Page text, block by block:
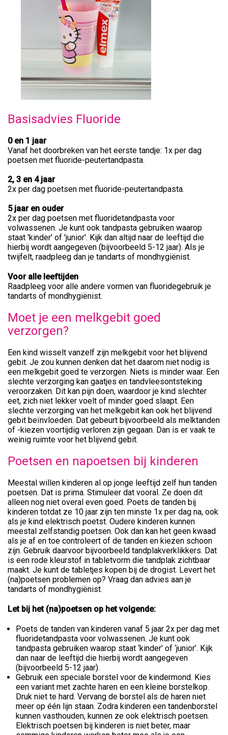
Basisadvies Fluoride
0 en 1 jaar
Vanaf het doorbreken van het eerste tandje: 1x per dag
poetsen met fluoride-peutertandpasta.
2, 3 en 4 jaar
2x per dag poetsen met fluoride-peutertandpasta.
5 jaar en ouder
2x per dag poetsen met fluoridetandpasta voor
volwassenen. Je kunt ook tandpasta gebruiken waarop
staat 'kinder' of 'junior'. Kijk dan altijd naar de leeftijd die
hierbij wordt aangegeven (bijvoorbeeld 5-12 jaar). Als je
twijfelt, raadpleeg dan je tandarts of mondhygiënist.
Voor alle leeftijden
Raadpleeg voor alle andere vormen van fluoridegebruik je
tandarts of mondhygiënist.
Moet je een melkgebit goed
verzorgen?
Een kind wisselt vanzelf zijn melkgebit voor het blijvend
gebit. Je zou kunnen denken dat het daarom niet nodig is
een melkgebit goed te verzorgen. Niets is minder waar. Een
slechte verzorging kan gaatjes en tandvleesontsteking
veroorzaken. Dit kan pijn doen, waardoor je kind slechter
eet, zich niet lekker voelt of minder goed slaapt. Een
slechte verzorging van het melkgebit kan ook het blijvend
gebit beïnvloeden. Dat gebeurt bijvoorbeeld als melktanden
of -kiezen voortijdig verloren zijn gegaan. Dan is er vaak te
weinig ruimte voor het blijvend gebit.
Poetsen en napoetsen bij kinderen
Meestal willen kinderen al op jonge leeftijd zelf hun tanden
poetsen. Dat is prima. Stimuleer dat vooral. Ze doen dit
alleen nog niet overal even goed. Poets de tanden bij
kinderen totdat ze 10 jaar zijn ten minste 1x per dag na, ook
als je kind elektrisch poetst. Oudere kinderen kunnen
meestal zelfstandig poetsen. Ook dan kan het geen kwaad
als je af en toe controleert of de tanden en kiezen schoon
zijn. Gebruik daarvoor bijvoorbeeld tandplakverklikkers. Dat
is een rode kleurstof in tabletvorm die tandplak zichtbaar
maakt. Je kunt de tabletjes kopen bij de drogist. Levert het
(na)poetsen problemen op? Vraag dan advies aan je
tandarts of mondhygiënist.
Let bij het (na)poetsen op het volgende:
Poets de tanden van kinderen vanaf 5 jaar 2x per dag met
fluoridetandpasta voor volwassenen. Je kunt ook
tandpasta gebruiken waarop staat ‘kinder’ of ‘junior’. Kijk
dan naar de leeftijd die hierbij wordt aangegeven
(bijvoorbeeld 5-12 jaar).
Gebruik een speciale borstel voor de kindermond. Kies
een variant met zachte haren en een kleine borstelkop.
Druk niet te hard. Vervang de borstel als de haren niet
meer op één lijn staan. Zodra kinderen een tandenborstel
kunnen vasthouden, kunnen ze ook elektrisch poetsen.
Elektrisch poetsen bij kinderen is niet beter, maar